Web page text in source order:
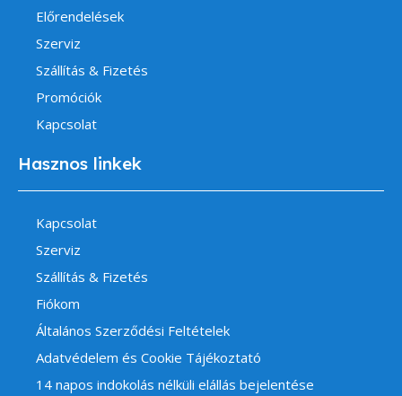
Előrendelések
Szerviz
Szállítás & Fizetés
Promóciók
Kapcsolat
Hasznos linkek
Kapcsolat
Szerviz
Szállítás & Fizetés
Fiókom
Általános Szerződési Feltételek
Adatvédelem és Cookie Tájékoztató
14 napos indokolás nélküli elállás bejelentése